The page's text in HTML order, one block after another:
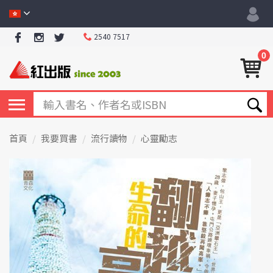
2540 7517
0
首頁 我要買書 流行讀物 心靈勵志